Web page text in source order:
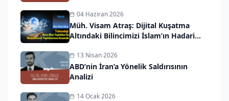
04 Haziran 2026
Müh. Visam Atraş: Dijital Kuşatma
Altındaki Bilincimizi İslam’ın Hadari
13 Nisan 2026
ABD’nin İran’a Yönelik Saldırısının
Analizi
14 Ocak 2026